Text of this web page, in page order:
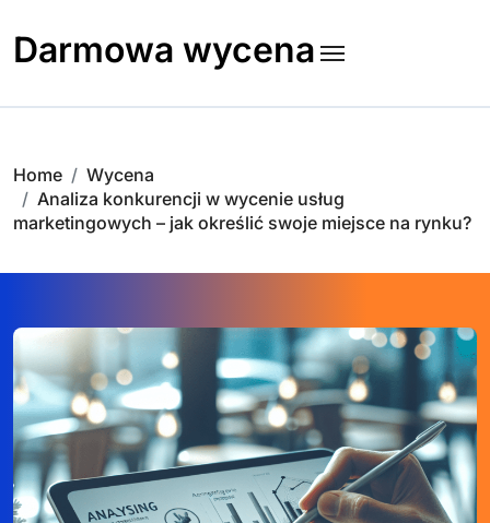
content
Darmowa wycena
Home
Wycena
Analiza konkurencji w wycenie usług
marketingowych – jak określić swoje miejsce na rynku?